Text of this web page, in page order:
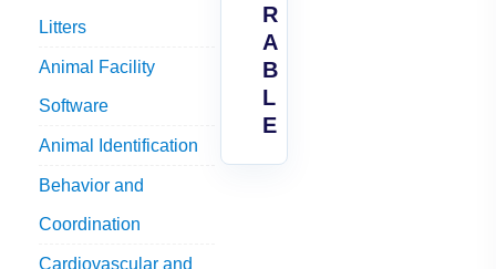
Litters
Animal Facility
Software
Animal Identification
Behavior and
Coordination
Cardiovascular and
R
A
B
L
E